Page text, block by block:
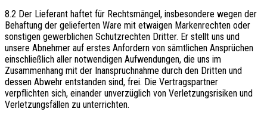
8.2 Der Lieferant haftet für Rechtsmängel, insbesondere wegen der
Behaftung der gelieferten Ware mit etwaigen Markenrechten oder
sonstigen gewerblichen Schutzrechten Dritter. Er stellt uns und
unsere Abnehmer auf erstes Anfordern von sämtlichen Ansprüchen
einschließlich aller notwendigen Aufwendungen, die uns im
Zusammenhang mit der Inanspruchnahme durch den Dritten und
dessen Abwehr entstanden sind, frei. Die Vertragspartner
verpflichten sich, einander unverzüglich von Verletzungsrisiken und
Verletzungsfällen zu unterrichten.